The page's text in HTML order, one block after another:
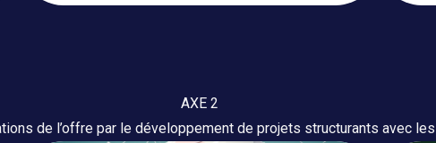
AXE 2
de l’offre par le développement de projets structurants avec